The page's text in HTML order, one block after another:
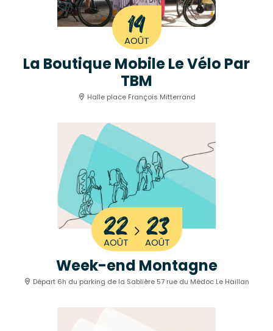
La Boutique Mobile Le Vélo Par
TBM
Halle place François Mitterrand
14
AOÛT
Week-end Montagne
Départ 6h du parking de la Sablière 57 rue du Médoc Le Haillan
22
AOÛT 23
AOÛT